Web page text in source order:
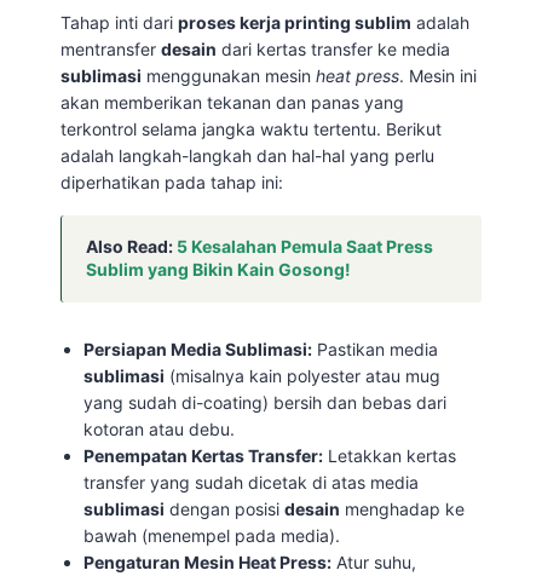
Tahap inti dari proses kerja printing sublim adalah
mentransfer desain dari kertas transfer ke media
sublimasi menggunakan mesin heat press. Mesin ini
akan memberikan tekanan dan panas yang
terkontrol selama jangka waktu tertentu. Berikut
adalah langkah-langkah dan hal-hal yang perlu
diperhatikan pada tahap ini:
Also Read: 5 Kesalahan Pemula Saat Press
Sublim yang Bikin Kain Gosong!
Persiapan Media Sublimasi: Pastikan media
sublimasi (misalnya kain polyester atau mug
yang sudah di-coating) bersih dan bebas dari
kotoran atau debu.
Penempatan Kertas Transfer: Letakkan kertas
transfer yang sudah dicetak di atas media
sublimasi dengan posisidesain menghadap ke
bawah (menempel pada media).
Pengaturan Mesin Heat Press: Atur suhu,